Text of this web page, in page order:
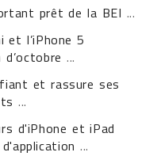
prêt de la BEI ...
et l’iPhone 5
...
et rassure ses
...
d'iPhone et iPad
...